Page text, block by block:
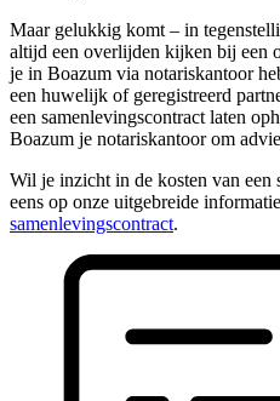
Maar gelukkig komt – in
altijd een overlijden kijken bij een
je in Boazum via notariskantoor
een huwelijk of geregistreerd
een samenlevingscontract laten
Boazum je notariskantoor om
Wil je inzicht in de kosten van een
eens op onze uitgebreide
samenlevingscontract.